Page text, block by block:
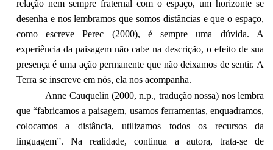
relação nem sempre fraternal com o espaço, um horizonte se
desenha e nos lembramos que somos distâncias e que o espaço,
como escreve Perec (2000),
é sempre uma dúvida. A
experiência da paisagem não cabe na descrição, o efeito de sua
presença é uma ação permanente que não deixamos de sentir. A
Terra se inscreve em nós, ela nos acompanha.
Anne Cauquelin (2000, n.p., tradução nossa) nos lembra
que “fabricamos a paisagem, usamos ferramentas, enquadramos,
colocamos a distância, utilizamos todos os recursos da
linguagem”. Na realidade, continua a autora, trata-se de